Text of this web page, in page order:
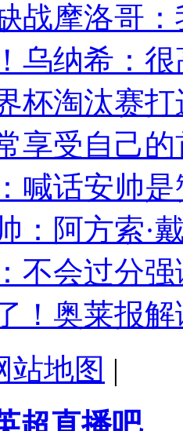
战摩洛哥
乌纳希：
杯淘汰赛
享受自己
喊话安帅
：阿方索·
不会过分
！奥莱报
站地图 |